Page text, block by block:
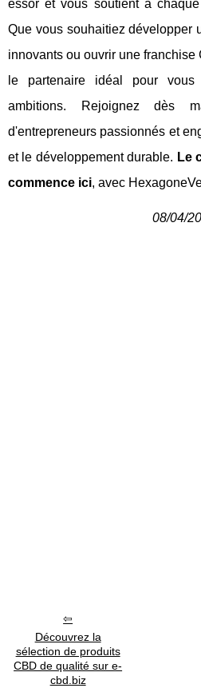
essor et vous soutient à
Que vous souhaitiez développer
innovants ou ouvrir une
le partenaire idéal pour
ambitions. Rejoignez dès
d'entrepreneurs passionnés et
et le développement durable. Le
commence ici, avec
08/04/
Découvrez la
sélection de produits
CBD de qualité sur e-
cbd.biz